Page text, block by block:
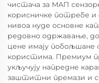
чистача за МАП
корисничке потребе
нивоа нуде основне
редовно одржавање,
цене имају
користима. Премиум
укључују напредне
заштитни премази и